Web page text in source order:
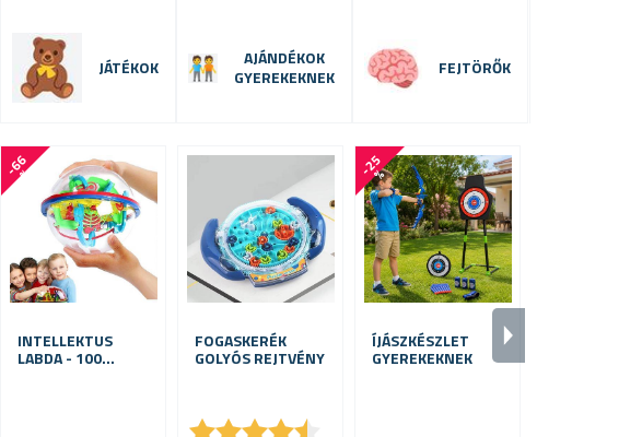
JÁTÉKOK
AJÁNDÉKOK
GYEREKEKNEK
FEJTÖRŐK
-
6
6
%
INTELLEKTUS
LABDA - 100
FOGASKERÉK
GOLYÓS REJTVÉNY
-
2
5
%
ÍJÁSZKÉSZLET
GYEREKEKNEK